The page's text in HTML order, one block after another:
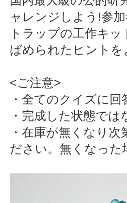
ャレンジしよう!参
トラップの工作キ
ばめられたヒント
<ご注意>
・全てのクイズに
・完成した状態で
・在庫が無くなり
ださい。無くなった